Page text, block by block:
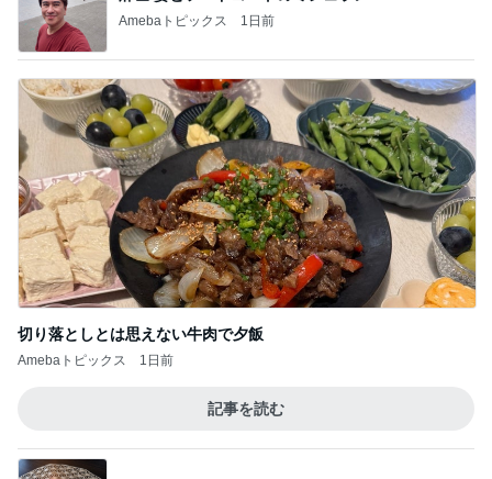
Amebaトピックス 1日前
切り落としとは思えない牛肉で夕飯
Amebaトピックス 1日前
記事を読む